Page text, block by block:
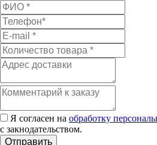
Я согласен на обработку
с закнодательством.